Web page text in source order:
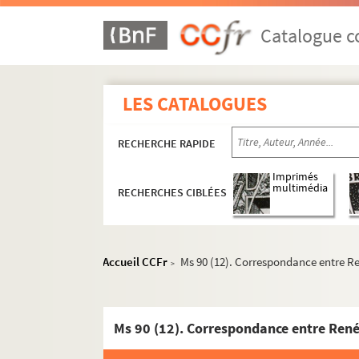
Catalogue
LES CATALOGUES
RECHERCHE RAPIDE
RECHERCHES CIBLÉES
Imprimés
multimédia
Accueil CCFr > Ms 90 (12). Correspondance entre